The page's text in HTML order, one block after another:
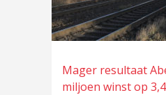
Mager resultaat
miljoen winst op